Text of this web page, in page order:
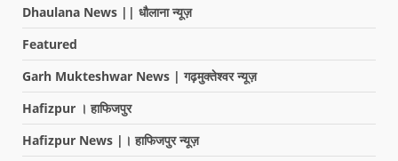
Dhaulana News || धौलाना न्यूज़
Featured
Garh Mukteshwar News | गढ़मुक्तेश्वर न्यूज़
Hafizpur । हाफिजपुर
Hafizpur News |। हाफिजपुर न्यूज़